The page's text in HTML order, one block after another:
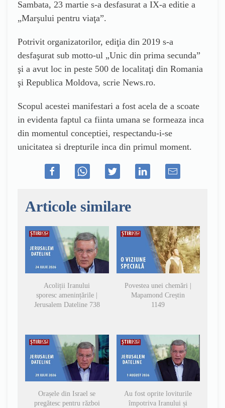
Sambata, 23 martie s-a desfasurat a IX-a editie a
„Marşului pentru viaţa”.
Potrivit organizatorilor, ediţia din 2019 s-a
desfaşurat sub motto-ul „Unic din prima secunda”
şi a avut loc in peste 500 de localitaţi din Romania
şi Republica Moldova, scrie News.ro.
Scopul acestei manifestari a fost acela de a scoate
in evidenta faptul ca fiinta umana se formeaza inca
din momentul conceptiei, respectandu-i-se
unicitatea si drepturile inca din primul moment.
Articole similare
Acoliții Iranului
sporesc amenințările |
Jerusalem Dateline 738
Povestea unei chemări |
Mapamond Creștin
1149
Orașele din Israel se
pregătesc pentru război
Au fost oprite loviturile
împotriva Iranului și